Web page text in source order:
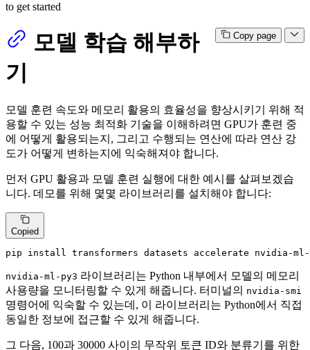
to get started
Copy page
모델 학습 해부하
기
모델 훈련 속도와 메모리 활용의 효율성을 향상시키기 위해 적
용할 수 있는 성능 최적화 기술을 이해하려면 GPU가 훈련 중
에 어떻게 활용되는지, 그리고 수행되는 연산에 따라 연산 강
도가 어떻게 변하는지에 익숙해져야 합니다.
먼저 GPU 활용과 모델 훈련 실행에 대한 예시를 살펴보겠습
니다. 데모를 위해 몇몇 라이브러리를 설치해야 합니다:
Copied
pip install transformers datasets accelerate nvidia-ml-
nvidia-ml-py3 라이브러리는 Python 내부에서 모델의 메모리
사용량을 모니터링할 수 있게 해줍니다. 터미널의 nvidia-smi
명령어에 익숙할 수 있는데, 이 라이브러리는 Python에서 직접
동일한 정보에 접근할 수 있게 해줍니다.
그 다음, 100과 30000 사이의 무작위 토큰 ID와 분류기를 위한